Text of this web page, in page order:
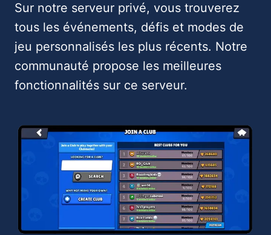
Sur notre serveur privé, vous trouverez
tous les événements, défis et modes de
jeu personnalisés les plus récents. Notre
communauté propose les meilleures
fonctionnalités sur ce serveur.